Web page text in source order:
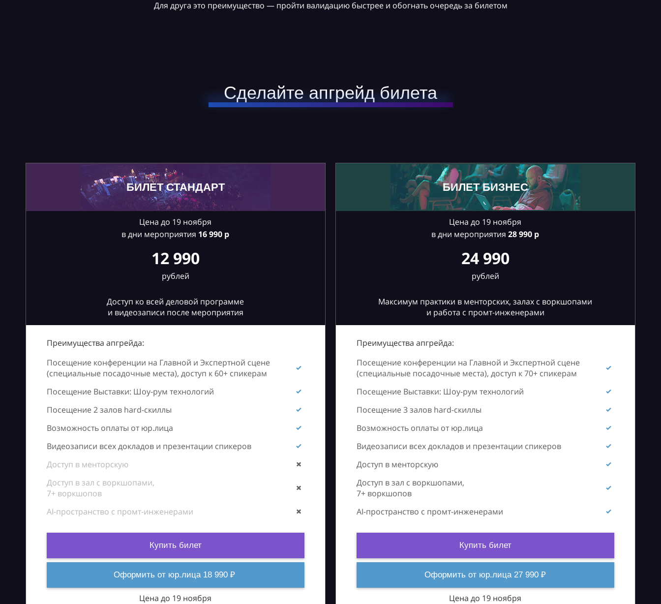
Для друга это преимущество — пройти валидацию быстрее и обогнать очередь за билетом
Сделайте апгрейд билета
БИЛЕТ СТАНДАРТ
Цена до 19 ноября
в дни мероприятия 16990 р
12 990
рублей
Доступ ко всей деловой программе
и видеозаписи после мероприятия
Преимущества апгрейда:
Посещение конференции на Главной и Экспертной сцене
(специальные посадочные места), доступ к 60+ спикерам
Посещение Выставки: Шоу-рум технологий
Посещение 2 залов hard-скиллы
Возможность оплаты от юр.лица
Видеозаписи всех докладов и презентации спикеров
Доступ в менторскую
Доступ в зал с воркшопами,
7+ воркшопов
AI-пространство с промт-инженерами
Купить билет
Оформить от юр.лица 18 990 ₽
Цена до 19 ноября
БИЛЕТ БИЗНЕС
Цена до 19 ноября
в дни мероприятия 28990 р
24 990
рублей
Максимум практики в менторских, залах с воркшопами
и работа с промт-инженерами
Преимущества апгрейда:
Посещение конференции на Главной и Экспертной сцене
(специальные посадочные места), доступ к 70+ спикерам
Посещение Выставки: Шоу-рум технологий
Посещение 3 залов hard-скиллы
Возможность оплаты от юр.лица
Видеозаписи всех докладов и презентации спикеров
Доступ в менторскую
Доступ в зал с воркшопами,
7+ воркшопов
AI-пространство с промт-инженерами
Купить билет
Оформить от юр.лица 27 990 ₽
Цена до 19 ноября